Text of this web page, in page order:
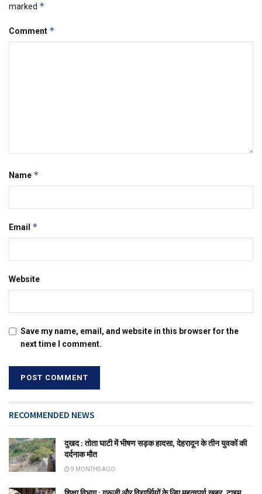
marked *
Comment *
Name *
Email *
Website
Save my name, email, and website in this browser for the
next time I comment.
RECOMMENDED NEWS
दुखद : तोता घाटी में भीषण सड़क हादसा, देहरादून के तीन युवकों की
दर्दनाक मौत
9 MONTHS AGO